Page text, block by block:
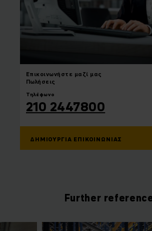
Επικοινωνήστε μαζί μας
Πωλήσεις
Τηλέφωνο
210 2447800
ΔΗΜΙΟΥΡΓΊΑ ΕΠΙΚΟΙΝΩΝΊΑΣ
Further